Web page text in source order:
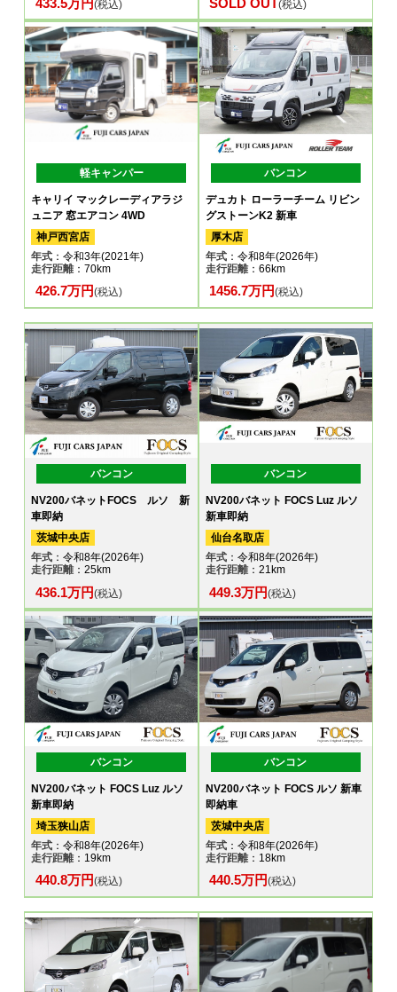
(税込) (税込)
軽キャンパー
キャリイ マックレーディアラジ
ュニア 窓エアコン 4WD
神戸西宮店
年式 ：令和3年(2021年)
走行距離：70km
426.7万円(税込)
バンコン
デュカト ローラーチーム リビン
グストーンK2 新車
厚木店
年式：令和8年(2026年)
走行距離：66km
1456.7万円(税込)
バンコン
NV200バネットFOCS ルソ 新
車即納
茨城中央店
年式 ：令和8年(2026年)
走行距離：25km
436.1万円(税込)
バンコン
NV200バネット FOCS Luz ルソ
新車即納
仙台名取店
年式：令和8年(2026年)
走行距離：21km
449.3万円(税込)
バンコン
NV200バネット FOCS Luz ルソ
新車即納
埼玉狭山店
年式 ：令和8年(2026年)
走行距離：19km
440.8万円(税込)
バンコン
NV200バネット FOCS ルソ 新車
即納車
茨城中央店
年式：令和8年(2026年)
走行距離：18km
440.5万円(税込)